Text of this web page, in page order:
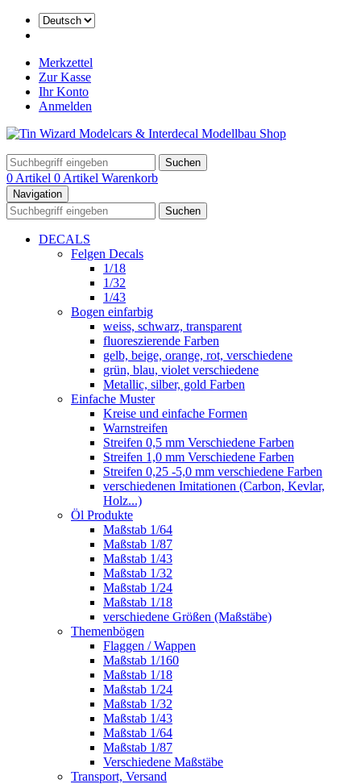
Merkzettel
Zur Kasse
Ihr Konto
Anmelden
Suchen
0 Artikel 0 Artikel Warenkorb
Navigation
Suchen
DECALS
Felgen Decals
1/18
1/32
1/43
Bogen einfarbig
weiss, schwarz, transparent
fluoreszierende Farben
gelb, beige, orange, rot, verschiedene
grün, blau, violet verschiedene
Metallic, silber, gold Farben
Einfache Muster
Kreise und einfache Formen
Warnstreifen
Streifen 0,5 mm Verschiedene Farben
Streifen 1,0 mm Verschiedene Farben
Streifen 0,25 -5,0 mm verschiedene Farben
verschiedenen Imitationen (Carbon, Kevlar,
Holz...)
Öl Produkte
Maßstab 1/64
Maßstab 1/87
Maßstab 1/43
Maßstab 1/32
Maßstab 1/24
Maßstab 1/18
verschiedene Größen (Maßstäbe)
Themenbögen
Flaggen / Wappen
Maßstab 1/160
Maßstab 1/18
Maßstab 1/24
Maßstab 1/32
Maßstab 1/43
Maßstab 1/64
Maßstab 1/87
Verschiedene Maßstäbe
Transport, Versand